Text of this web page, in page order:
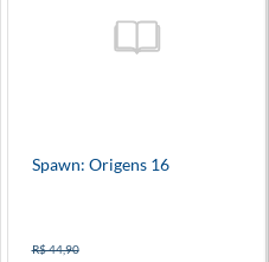
Spawn: Origens 16
R$ 44,90